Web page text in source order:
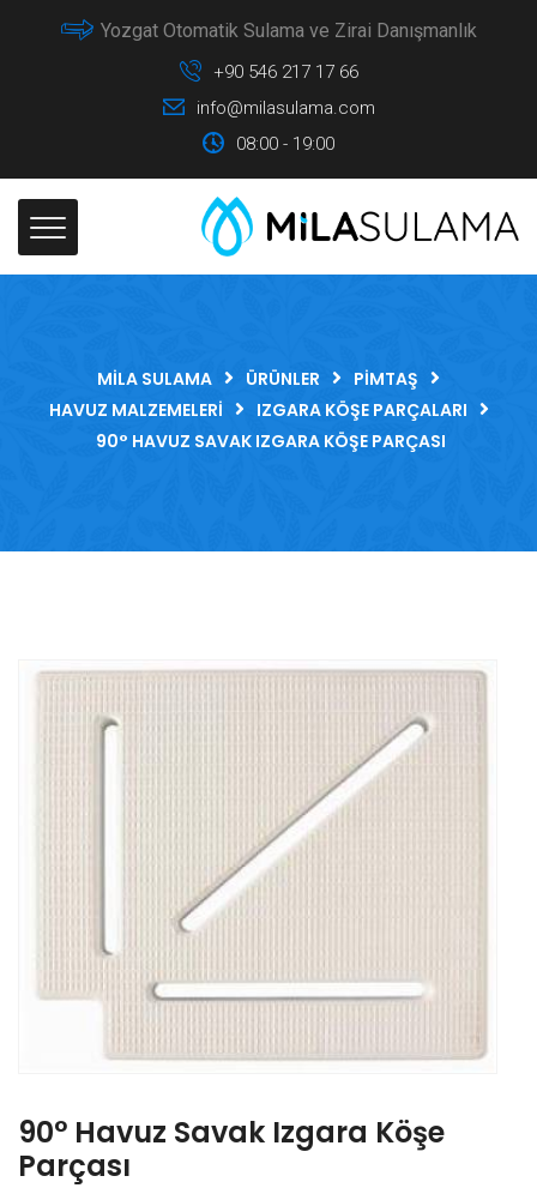
Yozgat Otomatik Sulama ve Zirai Danışmanlık
+90 546 217 17 66
info@milasulama.com
08:00 - 19:00
MILA SULAMA ÜRÜNLER
PIMTAŞ
HAVUZ MALZEMELERI
IZGARA KÖŞE PARÇALARI
90° HAVUZ SAVAK IZGARA KÖŞE PARÇASI
90° Havuz Savak Izgara Köşe
Parçası